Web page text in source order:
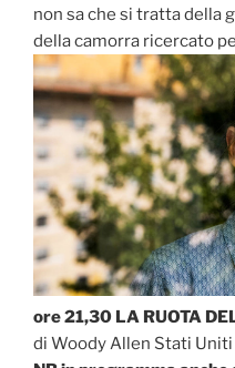
non sa che si tratta della
della camorra ricercato
ore 21,30 LA RUOTA
di Woody Allen Stati Uniti